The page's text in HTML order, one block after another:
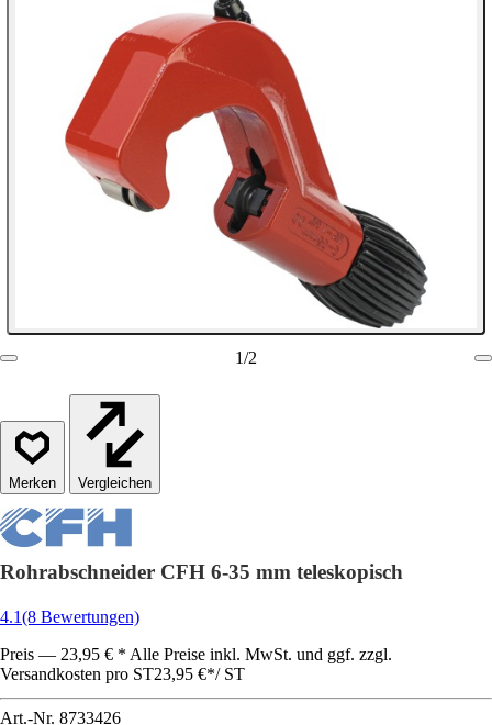
1/2
Vergleichen
Rohrabschneider CFH 6-35 mm teleskopisch
4.1(8 Bewertungen)
Preis — 23,95 € * Alle Preise inkl. MwSt. und ggf. zzgl.
Versandkosten pro ST23,95 €*/ ST
Art.-Nr. 8733426